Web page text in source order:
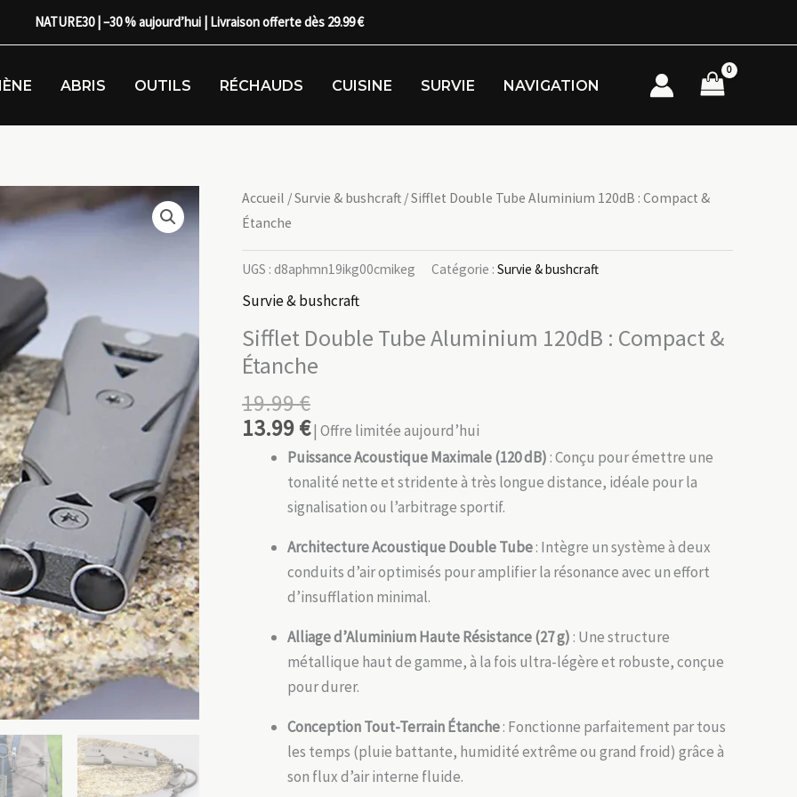
NATURE30 | –30 % aujourd’hui | Livraison offerte dès 29.99 €
ABRIS OUTILS RÉCHAUDS CUISINE SURVIE NAVIGATION
Accueil /Survie & bushcraft / Sifflet Double Tube Aluminium 120dB : Compact &
Étanche
UGS : d8aphmn19ikg00cmikeg Catégorie : Survie & bushcraft
Survie & bushcraft
Sifflet Double Tube Aluminium 120dB : Compact &
Étanche
19.99€
13.99€| Offre limitée aujourd’hui
Puissance Acoustique Maximale (120 dB): Conçu pour émettre une
tonalité nette et stridente à très longue distance, idéale pour la
signalisation ou l’arbitrage sportif.
Architecture Acoustique Double Tube: Intègre un système à deux
conduits d’air optimisés pour amplifier la résonance avec un effort
d’insufflation minimal.
Alliage d’Aluminium Haute Résistance (27 g): Une structure
métallique haut de gamme, à la fois ultra-légère et robuste, conçue
pour durer.
Conception Tout-Terrain Étanche: Fonctionne parfaitement par tous
les temps (pluie battante, humidité extrême ou grand froid) grâce à
son flux d’air interne fluide.